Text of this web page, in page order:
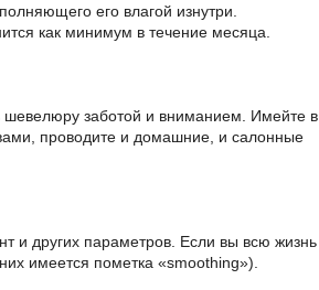
его влагой изнутри.
как минимум в течение месяца.
шевелюру заботой и вниманием. Имейте в
проводите и домашние, и салонные
и других параметров. Если вы всю жизнь
имеется пометка «smoothing»).